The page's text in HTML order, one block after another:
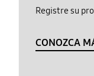
Registre su
CONOZCA